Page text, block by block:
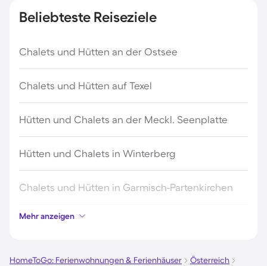
Beliebteste Reiseziele
Chalets und Hütten an der Ostsee
Chalets und Hütten auf Texel
Hütten und Chalets an der Meckl. Seenplatte
Hütten und Chalets in Winterberg
Chalets und Hütten in Garmisch-Partenkirchen
Chalets und Hütten in Sölden
Chalets und Hütten in Zandvoort
Mehr anzeigen
HomeToGo: Ferienwohnungen & Ferienhäuser
Österreich